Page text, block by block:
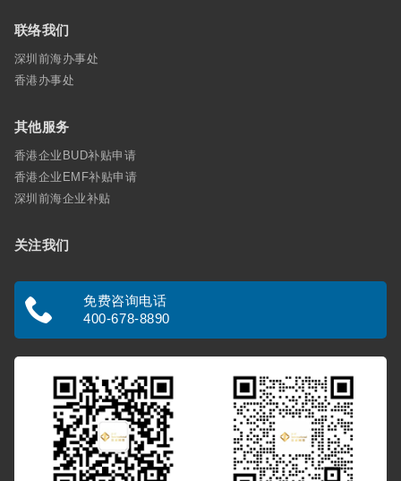
联络我们
深圳前海办事处
香港办事处
其他服务
香港企业BUD补贴申请
香港企业EMF补贴申请
深圳前海企业补贴
关注我们
免费咨询电话
400-678-8890